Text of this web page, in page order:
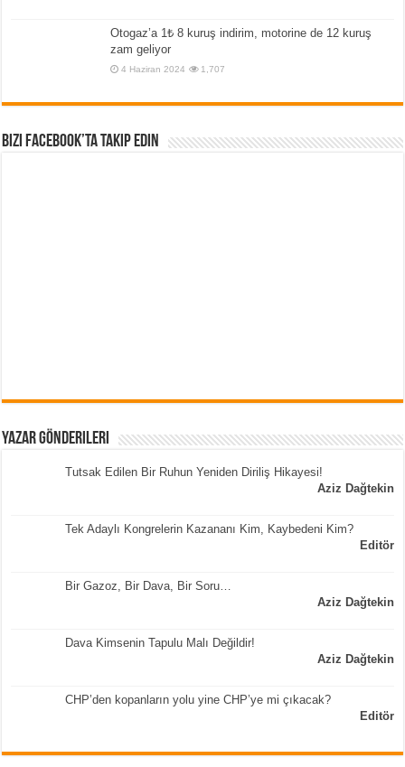
Otogaz’a 1₺ 8 kuruş indirim, motorine de 12 kuruş
zam geliyor
4 Haziran 2024 1,707
Bizi Facebook’ta Takip Edin
Yazar Gönderileri
Tutsak Edilen Bir Ruhun Yeniden Diriliş Hikayesi!
Aziz Dağtekin
Tek Adaylı Kongrelerin Kazananı Kim, Kaybedeni Kim?
Editör
Bir Gazoz, Bir Dava, Bir Soru…
Aziz Dağtekin
Dava Kimsenin Tapulu Malı Değildir!
Aziz Dağtekin
CHP’den kopanların yolu yine CHP’ye mi çıkacak?
Editör